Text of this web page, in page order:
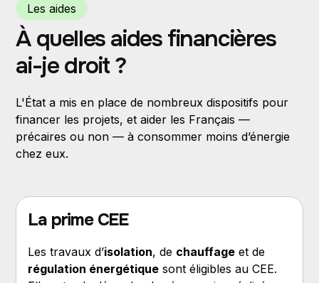
Les aides
À quelles aides financières
ai-je droit ?
L'État a mis en place de nombreux dispositifs pour
financer les projets, et aider les Français —
précaires ou non — à consommer moins d’énergie
chez eux.
La prime CEE
Les travaux d’isolation, de chauffage et de
régulation énergétique sont éligibles au CEE.